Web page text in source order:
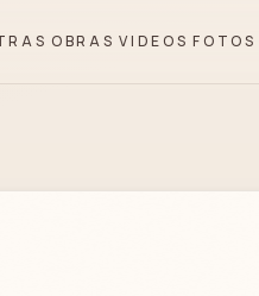
OBRAS VIDEOS FOTOS